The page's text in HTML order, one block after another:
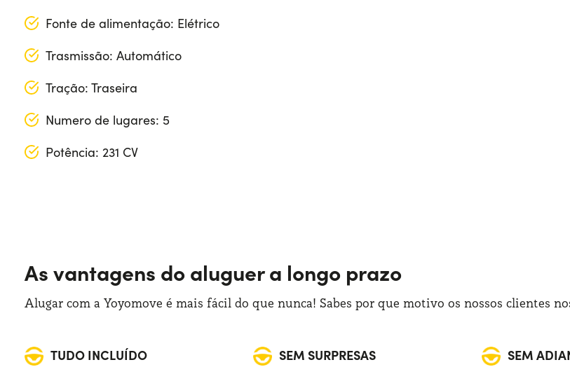
Fonte de alimentação: Elétrico
Trasmissão: Automático
Tração: Traseira
Numero de lugares: 5
Potência: 231 CV
Bagageira (máx): 1265 lt
Bagageira (mín): 385 lt
As vantagens do aluguer a longo prazo
Alugar com a Yoyomove é mais fácil do que nunca! Sabes por que motivo os nossos clientes
TUDO INCLUÍDO SEM SURPRESAS SEM